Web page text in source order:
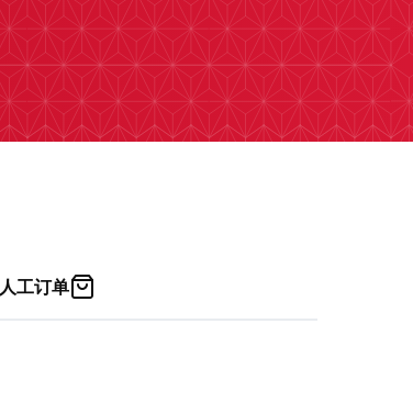
人工订单